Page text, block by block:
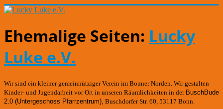
Ehemalige Seiten: Lucky
Luke e.V.
Wir sind ein kleiner gemeinnütziger Verein im Bonner Norden. Wir gestalten
Kinder- und Jugendarbeit vor Ort in unseren Räumlichkeiten in der BuschBude
2.0 (Untergeschoss Pfarrzentrum) Buschdorfer Str. 60, 53117 Bonn.